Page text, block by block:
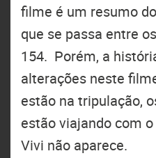
filme é um resumo
que se passa entre
154. Porém, a
alterações neste
estão na tripulação,
estão viajando com
Vivi não aparece.